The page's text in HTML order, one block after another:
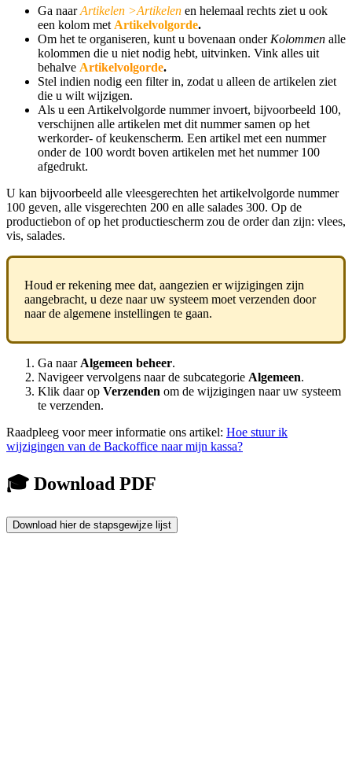
Ga naarArtikelen >Artikelen en helemaal rechts ziet u ook
een kolom met Artikelvolgorde.
Om het te organiseren, kunt u bovenaan onder Kolommen alle
kolommen die u niet nodig hebt, uitvinken. Vink alles uit
behalve Artikelvolgorde.
Stel indien nodig een filter in, zodat u alleen de artikelen ziet
die u wilt wijzigen.
Als u een Artikelvolgorde nummer invoert, bijvoorbeeld 100,
verschijnen alle artikelen met dit nummer samen op het
werkorder- of keukenscherm. Een artikel met een nummer
onder de 100 wordt boven artikelen met het nummer 100
afgedrukt.
U kan bijvoorbeeld alle vleesgerechten het artikelvolgorde nummer
100 geven, alle visgerechten 200 en alle salades 300. Op de
productiebon of op het productiescherm zou de order dan zijn: vlees,
vis, salades.
Houd er rekening mee dat, aangezien er wijzigingen zijn
aangebracht, u deze naar uw systeem moet verzenden door
naar de algemene instellingen te gaan.
Ga naar Algemeen beheer.
Navigeer vervolgens naar de subcategorie Algemeen.
Klik daar op Verzenden om de wijzigingen naar uw systeem
te verzenden.
Raadpleeg voor meer informatie ons artikel: Hoe stuur ik
wijzigingen van de Backoffice naar mijn kassa?
🎓 Download PDF
Download hier de stapsgewijze lijst